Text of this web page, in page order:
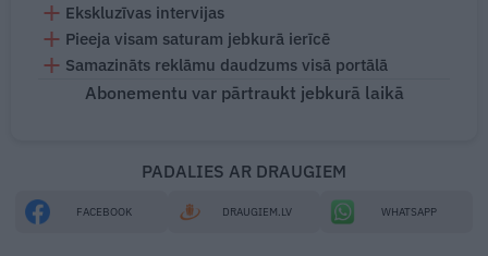
Ekskluzīvas intervijas
Pieeja visam saturam jebkurā ierīcē
Samazināts reklāmu daudzums visā portālā
Abonementu var pārtraukt jebkurā laikā
PADALIES AR DRAUGIEM
FACEBOOK DRAUGIEM.LV WHATSAPP